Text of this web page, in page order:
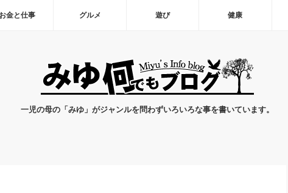
お金と仕事 グルメ 遊び 健康
一児の母の「みゆ」がジャンルを問わずいろいろな事を書いています。